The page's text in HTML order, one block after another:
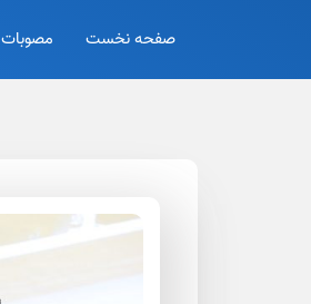
صفحه نخست مصوبات